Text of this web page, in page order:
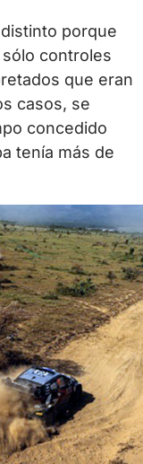
porque
controles
que eran
casos, se
concedido
tenía más de